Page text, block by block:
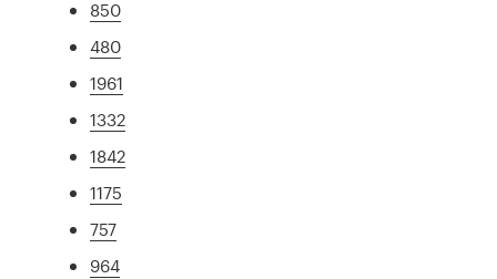
850
480
1961
1332
1842
1175
757
964